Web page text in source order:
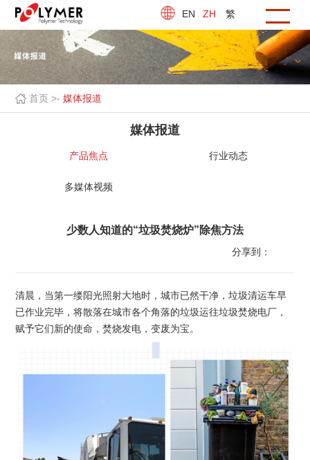
EN ZH 繁
首页 >-媒体报道
媒体报道
产品焦点 行业动态
多媒体视频
少数人知道的“垃圾焚烧炉”除焦方法
分享到：
清晨，当第一缕阳光照射大地时，城市已然干净，垃圾清运车早
已作业完毕，将散落在城市各个角落的垃圾运往垃圾焚烧电厂，
赋予它们新的使命 ，焚烧发电，变废为宝。